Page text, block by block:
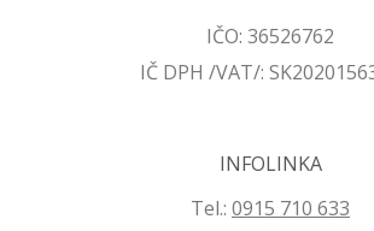
IČO: 36526762
IČ DPH /VAT/:
INFOLINKA
Tel.: 0915 710 633